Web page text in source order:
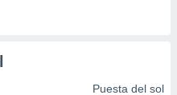
Puesta del sol